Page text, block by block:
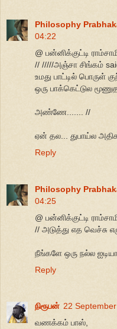
Philosophy
04:22
@ பன்னிக்குட்டி
// /////அஞ்சா சிங்கம்
உமது பாட்டில் பொருள்
ஒரு பாக்கெட்டுல
அண்ணே....... //
ஏன் தல... துபாய்ல
Reply
Philosophy
04:25
@ பன்னிக்குட்டி
// அடுத்து எத வெச்சு
நீங்களே ஒரு நல்ல
Reply
நிரூபன் 22
வணக்கம் பாஸ்,